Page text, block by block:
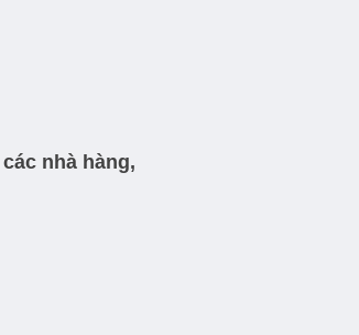
nhà hàng,